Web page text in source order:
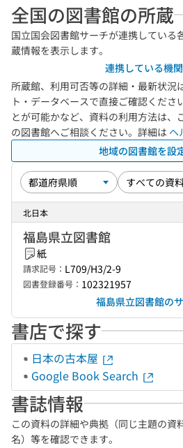
全国の図書館の所蔵
国立国会図書館サーチが連携している
蔵情報を表示します。
連携している機
所蔵館、利用可否等の詳細・最新状況
ト・データベースで直接ご確認くださ
とが可能かなど、資料の利用方法は、
の図書館へご相談ください。詳細は ヘ
地域の図書館を設
北日本
福島県立図書館
紙
請求記号： L709/H3/2-9
図書登録番号： 102321957
福島県立図書館の
書店で探す
日本の古本屋
Google Book Search
書誌情報
この資料の詳細や典拠（同じ主題の資
名）等を確認できます。